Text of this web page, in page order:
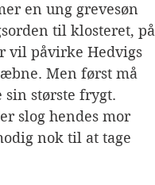
en ung grevesøn
til klosteret, på
vil påvirke Hedvigs
Men først må
sin største frygt.
slog hendes mor
nok til at tage